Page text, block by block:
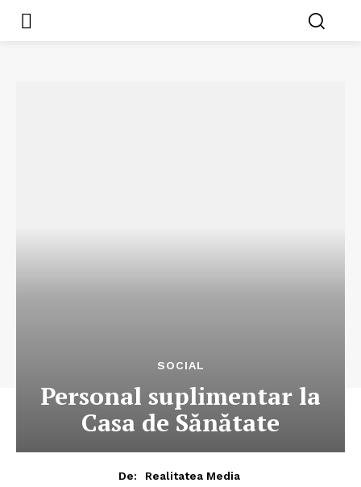
SOCIAL
Personal suplimentar la
Casa de Sănătate
De:
Realitatea Media